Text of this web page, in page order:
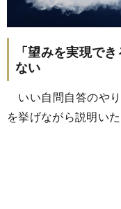
「望みを実現で
ない
いい自問自答のや
を挙げながら説明いた